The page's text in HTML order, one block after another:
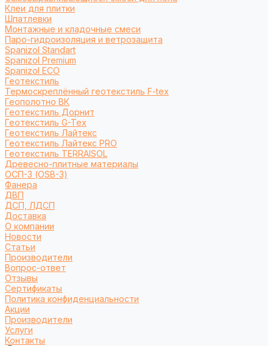
Клеи для плитки
Шпатлевки
Монтажные и кладочные смеси
Паро-гидроизоляция и ветрозащита
Spanizol Standart
Spanizol Premium
Spanizol ECO
Геотекстиль
Термоскреплённый геотекстиль F-tex
Геополотно ВК
Геотекстиль Дорнит
Геотекстиль G-Tex
Геотекстиль Лайтекс
Геотекстиль Лайтекс PRO
Геотекстиль TERRAISOL
Древесно-плитные материалы
ОСП-3 (OSB-3)
Фанера
ДВП
ДСП, ЛДСП
Доставка
О компании
Новости
Статьи
Производители
Вопрос-ответ
Отзывы
Сертификаты
Политика конфиденциальности
Акции
Производители
Услуги
Контакты